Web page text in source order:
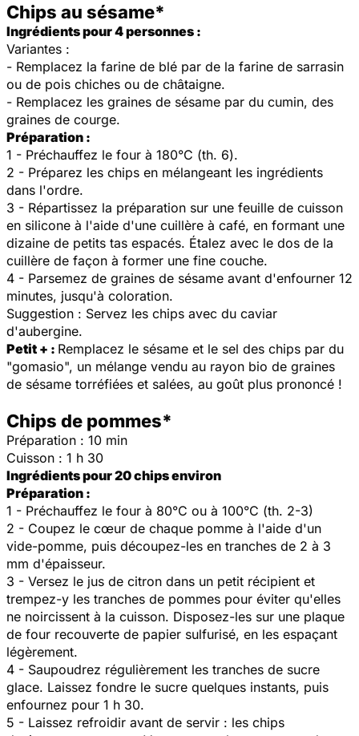
Chips au sésame*
Ingrédients pour 4 personnes :
Variantes :
- Remplacez la farine de blé par de la farine de sarrasin
ou de pois chiches ou de châtaigne.
- Remplacez les graines de sésame par du cumin, des
graines de courge.
Préparation :
1 - Préchauffez le four à 180°C (th. 6).
2 - Préparez les chips en mélangeant les ingrédients
dans l'ordre.
3 - Répartissez la préparation sur une feuille de cuisson
en silicone à l'aide d'une cuillère à café, en formant une
dizaine de petits tas espacés. Étalez avec le dos de la
cuillère de façon à former une fine couche.
4 - Parsemez de graines de sésame avant d'enfourner 12
minutes, jusqu'à coloration.
Suggestion : Servez les chips avec du caviar
d'aubergine.
Petit + : Remplacez le sésame et le sel des chips par du
"gomasio", un mélange vendu au rayon bio de graines
de sésame torréfiées et salées, au goût plus prononcé !
Chips de pommes*
Préparation : 10 min
Cuisson : 1 h 30
Ingrédientspour 20 chips environ
Préparation :
1 - Préchauffez le four à 80°C ou à 100°C (th. 2-3)
2 - Coupez le cœur de chaque pomme à l'aide d'un
vide-pomme, puis découpez-les en tranches de 2 à 3
mm d'épaisseur.
3 - Versez le jus de citron dans un petit récipient et
trempez-y les tranches de pommes pour éviter qu'elles
ne noircissent à la cuisson. Disposez-les sur une plaque
de four recouverte de papier sulfurisé, en les espaçant
légèrement.
4 - Saupoudrez régulièrement les tranches de sucre
glace. Laissez fondre le sucre quelques instants, puis
enfournez pour 1 h 30.
5 - Laissez refroidir avant de servir : les chips